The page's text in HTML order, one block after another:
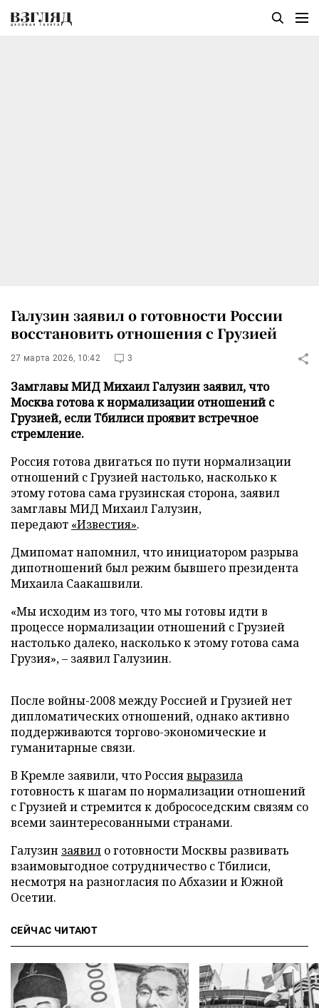
Галузин заявил о готовности России
восстановить отношения с Грузией
27 марта 2026, 10:42 3
Замглавы МИД Михаил Галузин заявил, что
Москва готова к нормализации отношений с
Грузией, если Тбилиси проявит встречное
стремление.
Россия готова двигаться по пути нормализации
отношений с Грузией настолько, насколько к
этому готова сама грузинская сторона, заявил
замглавы МИД Михаил Галузин,
передают «Известия».
Дмипомат напомнил, что инициатором разрыва
дипотношений был режим бывшего президента
Михаила Саакашвили.
«Мы исходим из того, что мы готовы идти в
процессе нормализации отношений с Грузией
настолько далеко, насколько к этому готова сама
Грузия», – заявил Галузиин.
После войны-2008 между Россией и Грузией нет
дипломатических отношений, однако активно
поддерживаются торгово-экономические и
гуманитарные связи.
В Кремле заявили, что Россиявыразила
готовность к шагам по нормализации отношений
с Грузией и стремится к добрососедским связям со
всеми заинтересованными странами.
Галузин заявил о готовности Москвы развивать
взаимовыгодное сотрудничество с Тбилиси,
несмотря на разногласия по Абхазии и Южной
Осетии.
СЕЙЧАС ЧИТАЮТ